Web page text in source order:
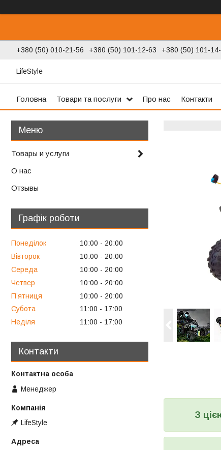
+380 (50) 010-21-56 +380 (50) 101-12-63 +380 (50) 101-
LifeStyle
Головна Товари та послуги Про нас Контакти
З
Товары и услуги
О нас
Отзывы
Графік роботи
Понеділок 10:00
20:00
Вівторок
10:00
20:00
Середа
10:00
20:00
Четвер
10:00
20:00
Пʼятниця
10:00
20:00
Субота
11:00
17:00
Неділя
11:00 17:00
Контакти
Менеджер
LifeStyle